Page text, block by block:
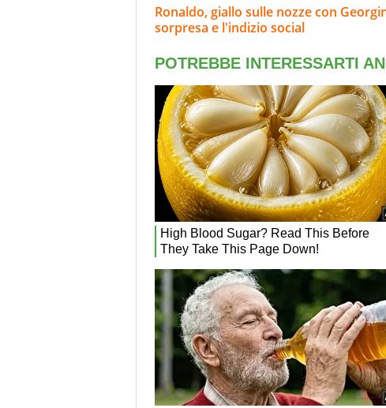
Ronaldo, giallo sulle nozze con
sorpresa e l'indizio social